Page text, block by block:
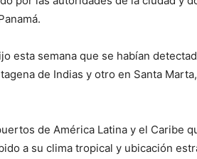
esta semana que se habían
de Indias y otro en Santa
de América Latina y el Caribe
a su clima tropical y ubicación